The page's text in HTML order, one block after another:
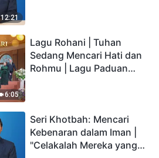
12:21
6:05
Lagu Rohani | Tuhan
Sedang Mencari Hati dan
Rohmu | Lagu Paduan
Seri Khotbah: Mencari
Kebenaran dalam Iman |
"Celakalah Mereka yang